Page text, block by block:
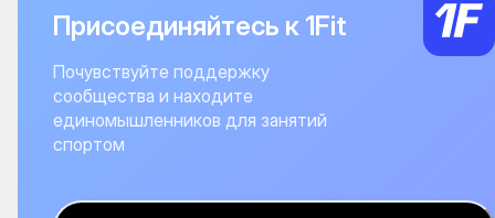
Присоединяйтесь к 1Fit
Почувствуйте поддержку
сообщества и находите
единомышленников для занятий
спортом